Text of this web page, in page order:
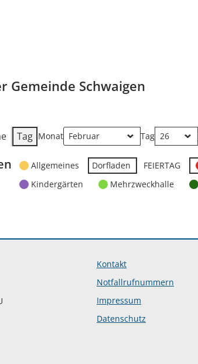
Gemeinde Schwaigen
Tag Monat Tag
Allgemeines Dorfladen FEIERTAG
Kindergärten
Mehrzweckhalle
Kontakt
Notfallrufnummern
Impressum
Datenschutz